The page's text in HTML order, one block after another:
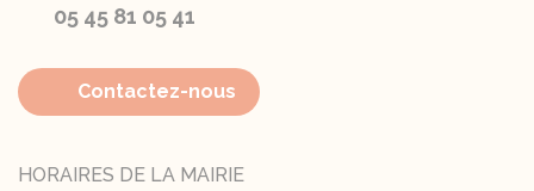
05 45 81 05 41
Contactez-nous
HORAIRES DE LA MAIRIE